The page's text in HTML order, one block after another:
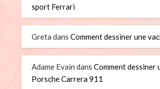
sport Ferrari
Greta dansComment dessiner une
Adame Evain dansComment dessiner
Porsche Carrera 911